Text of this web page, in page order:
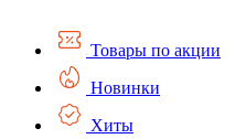
Товары по акции
Новинки
Хиты